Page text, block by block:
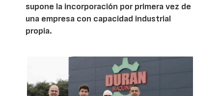
supone la incorporación por primera vez de
una empresa con capacidad industrial
propia.